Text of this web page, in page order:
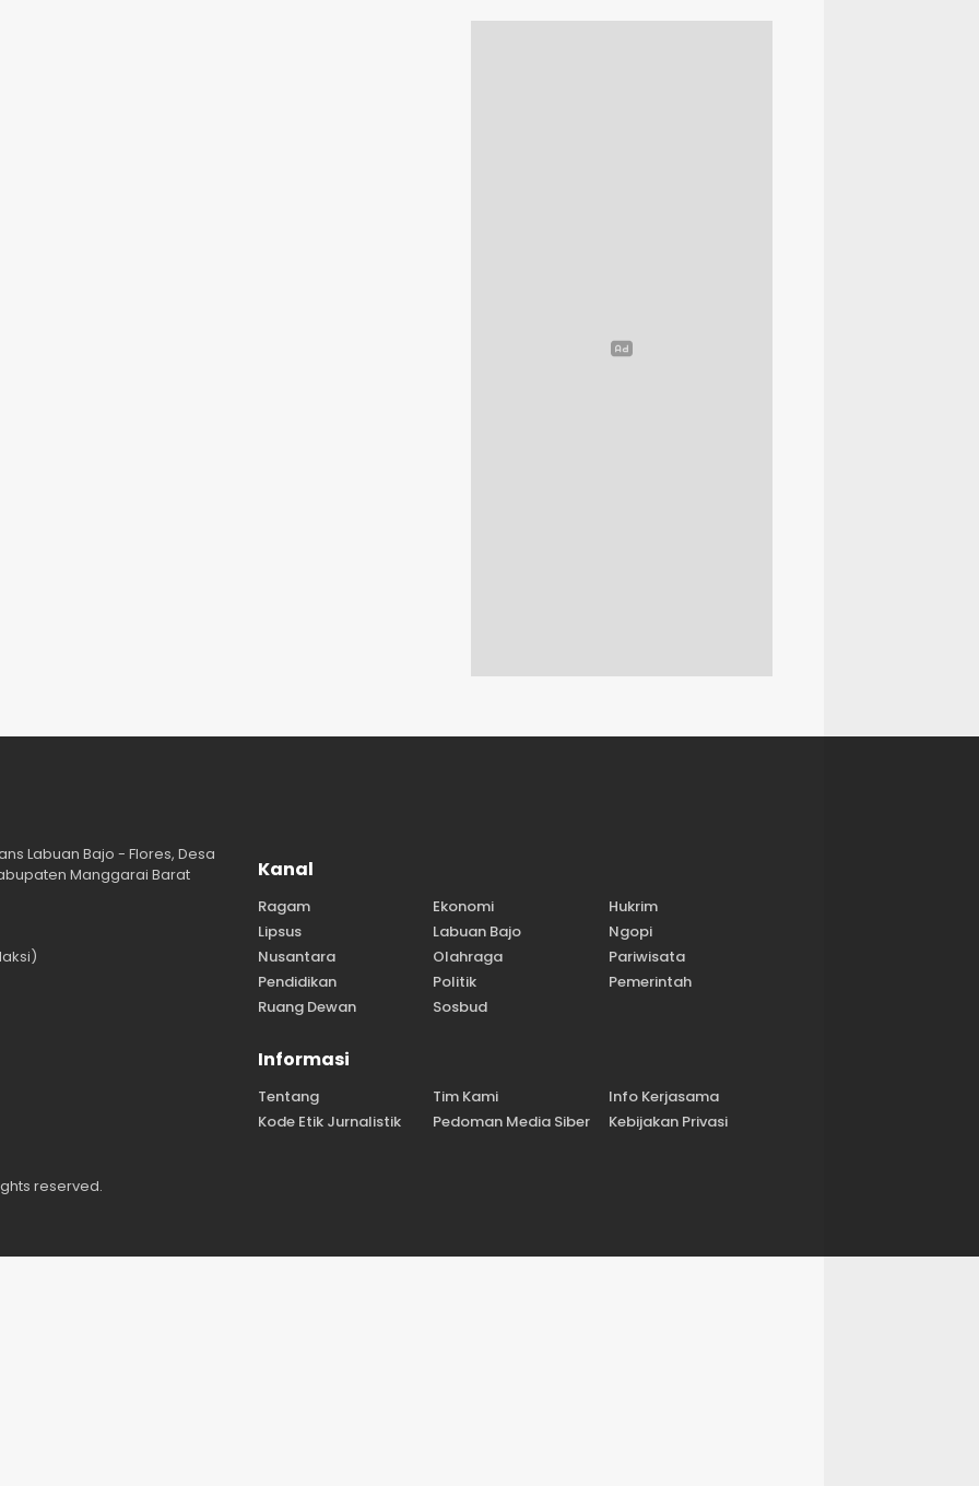
Labuan Bajo - Flores, Desa
Manggarai Barat
Kanal
Ragam Ekonomi
Hukrim
Lipsus
Labuan Bajo
Ngopi
Nusantara
Olahraga
Pariwisata
Pendidikan
Politik
Pemerintah
Ruang Dewan
Sosbud
Informasi
Tentang Tim Kami
Info Kerjasama
Kode Etik Jurnalistik
Pedoman Media Siber Kebijakan Privasi
reserved.